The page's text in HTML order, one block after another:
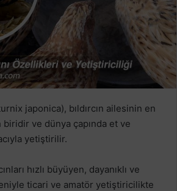
japonica), bıldırcın ailesinin en
ve dünya çapında et ve
yetiştirilir.
hızlı büyüyen, dayanıklı ve
ticari ve amatör yetiştiricilikte